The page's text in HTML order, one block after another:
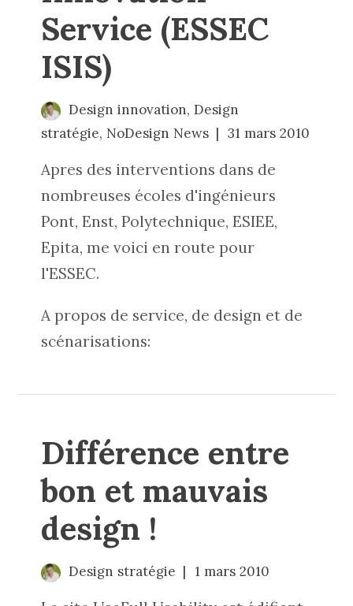
Service (ESSEC
ISIS)
Design innovation, Design
stratégie, NoDesign News 31 mars 2010
Apres des interventions dans de
nombreuses écoles d'ingénieurs
Pont, Enst, Polytechnique, ESIEE,
Epita, me voici en route pour
l'ESSEC.
A propos de service, de design et de
scénarisations:
Différence entre
bon et mauvais
design !
Design stratégie 1 mars 2010